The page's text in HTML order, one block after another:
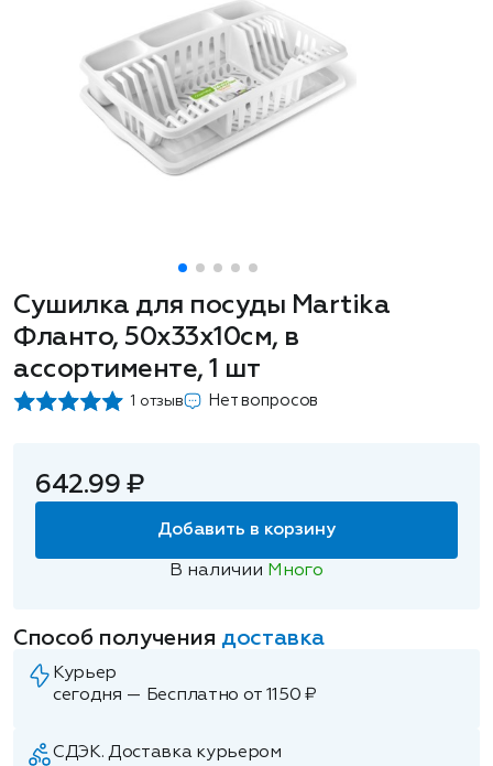
Сушилка для посуды Martika
Фланто, 50х33х10см, в
ассортименте, 1 шт
1 отзыв Нет вопросов
642.99 ₽
Добавить в корзину
В наличии Много
Способ получения доставка
Курьер
сегодня — Бесплатно от 1150 ₽
СДЭК. Доставка курьером